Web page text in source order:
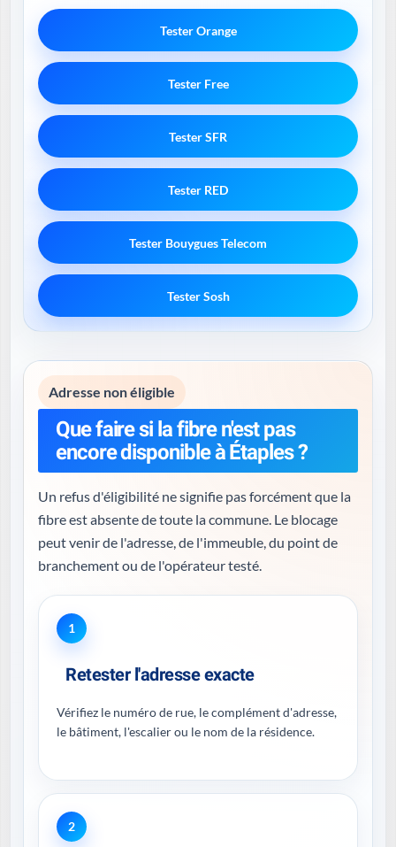
Tester Orange
Tester Free
Tester SFR
Tester RED
Tester Bouygues Telecom
Tester Sosh
Adresse non éligible
Que faire si la fibre n'est pas
encore disponible à Étaples ?
Un refus d'éligibilité ne signifie pas forcément que la
fibre est absente de toute la commune. Le blocage
peut venir de l'adresse, de l'immeuble, du point de
branchement ou de l'opérateur testé.
1
Retester l'adresse exacte
Vérifiez le numéro de rue, le complément d'adresse,
le bâtiment, l'escalier ou le nom de la résidence.
2